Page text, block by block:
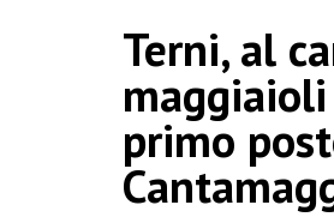
Terni, al
primo